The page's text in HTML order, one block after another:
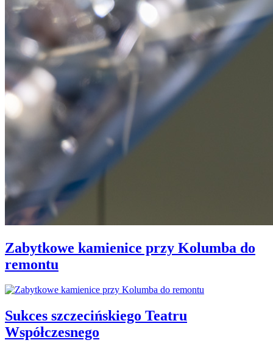
Zabytkowe kamienice przy Kolumba do
remontu
Sukces szczecińskiego Teatru
Współczesnego